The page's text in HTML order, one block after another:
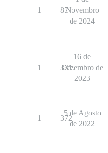
1 87Novembro
de 2024
1 331
16 de
Dezembro de
2023
1 372
5 de Agosto
de 2022